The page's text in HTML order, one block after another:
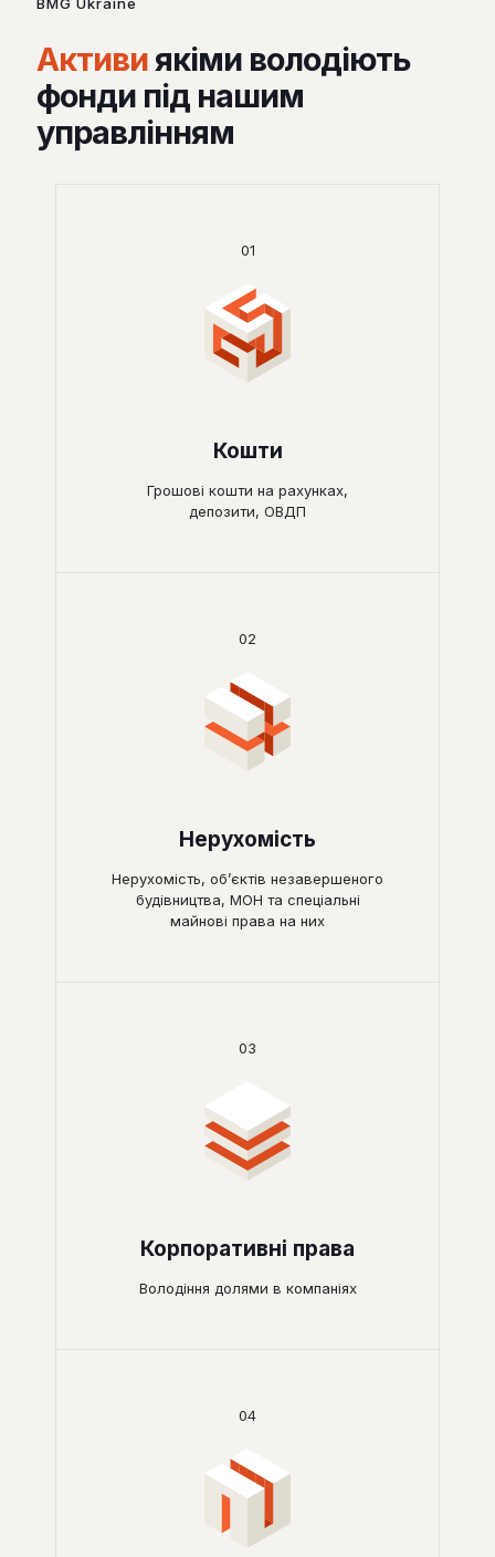
Активиякіми володіють
фонди під нашим
управлінням
01
Кошти
Грошові кошти на рахунках,
депозити, ОВДП
02
Нерухомість
Нерухомість, об’єктів незавершеного
будівництва, МОН та спеціальні
майнові права на них
03
Корпоративні права
Володіння долями в компаніях
04